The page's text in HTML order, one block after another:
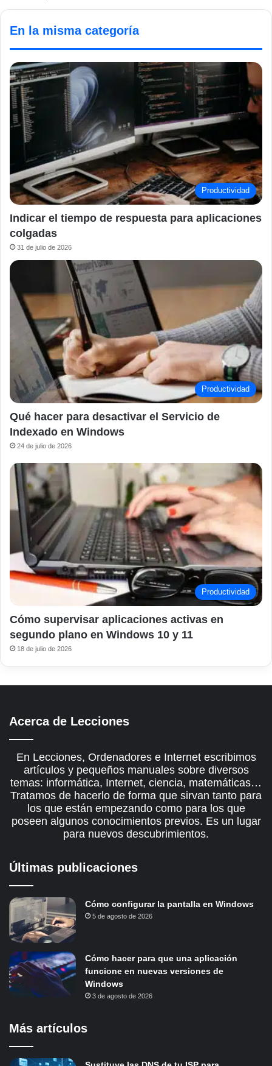
En la misma categoría
Productividad
Indicar el tiempo de respuesta para aplicaciones
colgadas
31 de julio de 2026
Productividad
Qué hacer para desactivar el Servicio de
Indexado en Windows
24 de julio de 2026
Productividad
Cómo supervisar aplicaciones activas en
segundo plano en Windows 10 y 11
18 de julio de 2026
Acerca de Lecciones
En Lecciones, Ordenadores e Internet escribimos
artículos y pequeños manuales sobre diversos
temas: informática, Internet, ciencia, matemáticas…
Tratamos de hacerlo de forma que sirvan tanto para
los que están empezando como para los que
poseen algunos conocimientos previos. Es un lugar
para nuevos descubrimientos.
Últimas publicaciones
Cómo configurar la pantalla en Windows
5 de agosto de 2026
Cómo hacer para que una aplicación
funcione en nuevas versiones de
Windows
3 de agosto de 2026
Más artículos